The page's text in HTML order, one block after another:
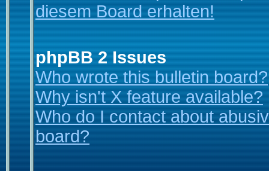
diesem Board erhalten!
phpBB 2 Issues
Who wrote this bulletin board?
Why isn't X feature available?
Who do I contact about
board?